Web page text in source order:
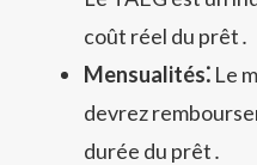
coût réel du prêt․
Mensualités⁚ Le
devrez
durée du prêt․